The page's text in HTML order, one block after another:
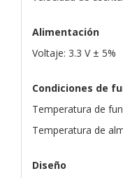
Alimentación
Voltaje: 3.3 V ± 5%
Condiciones de
Temperatura de
Temperatura de
Diseño